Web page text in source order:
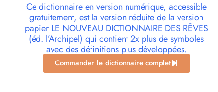
Ce dictionnaire en version numérique, accessible
gratuitement, est la version réduite de la version
papier LE NOUVEAU DICTIONNAIRE DES RÊVES
(éd. l’Archipel) qui contient 2x plus de symboles
avec des définitions plus développées.
Commander le dictionnaire complet